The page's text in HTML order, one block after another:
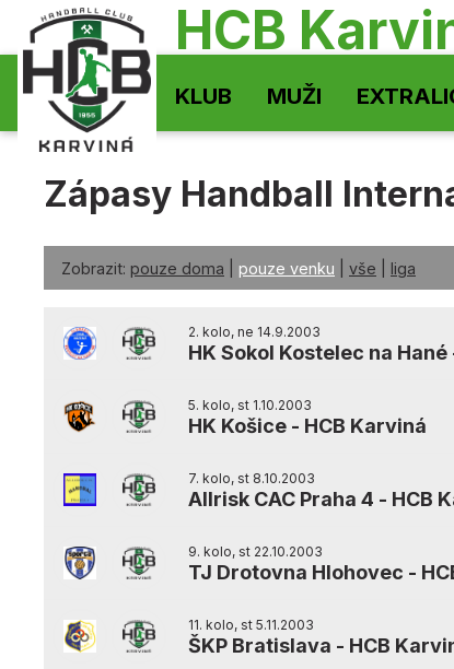
HCB
KLUB MUŽI
Zápasy Handball
Zobrazit: pouze doma pouze venku vše liga
2. kolo, ne 14.9.2003
HK Sokol Kostelec na Hané
5. kolo, st 1.10.2003
HK Košice - HCB Karviná
7. kolo, st 8.10.2003
Allrisk CAC Praha 4 - HCB
9. kolo, st 22.10.2003
TJ Drotovna Hlohovec -
11. kolo, st 5.11.2003
ŠKP Bratislava - HCB